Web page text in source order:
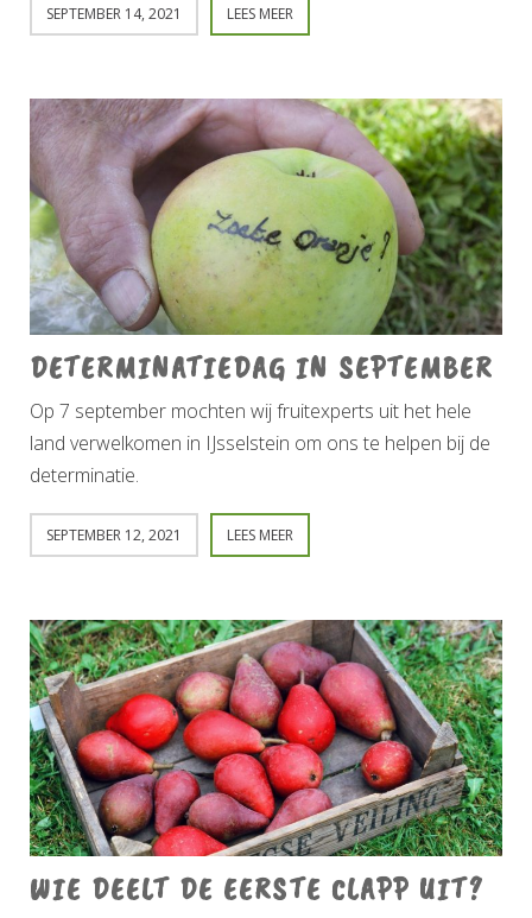
SEPTEMBER 14, 2021 LEES MEER
DETERMINATIEDAG IN SEPTEMBER
Op 7 september mochten wij fruitexperts uit het hele
land verwelkomen in IJsselstein om ons te helpen bij de
determinatie.
SEPTEMBER 12, 2021 LEES MEER
WIE DEELT DE EERSTE CLAPP UIT?